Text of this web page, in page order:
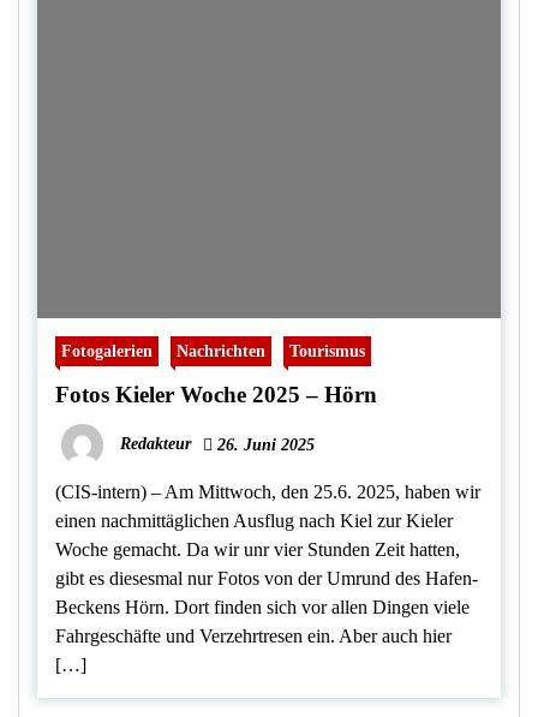
Fotogalerien Nachrichten Tourismus
Fotos Kieler Woche 2025 – Hörn
Redakteur 26. Juni 2025
(CIS-intern) – Am Mittwoch, den 25.6. 2025, haben wir
einen nachmittäglichen Ausflug nach Kiel zur Kieler
Woche gemacht. Da wir unr vier Stunden Zeit hatten,
gibt es diesesmal nur Fotos von der Umrund des Hafen-
Beckens Hörn. Dort finden sich vor allen Dingen viele
Fahrgeschäfte und Verzehrtresen ein. Aber auch hier
[…]